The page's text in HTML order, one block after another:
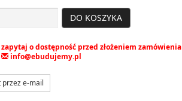
DO KOSZYKA
zapytaj o dostępność przed złożeniem zamówienia
info@ebudujemy.pl
e-mail